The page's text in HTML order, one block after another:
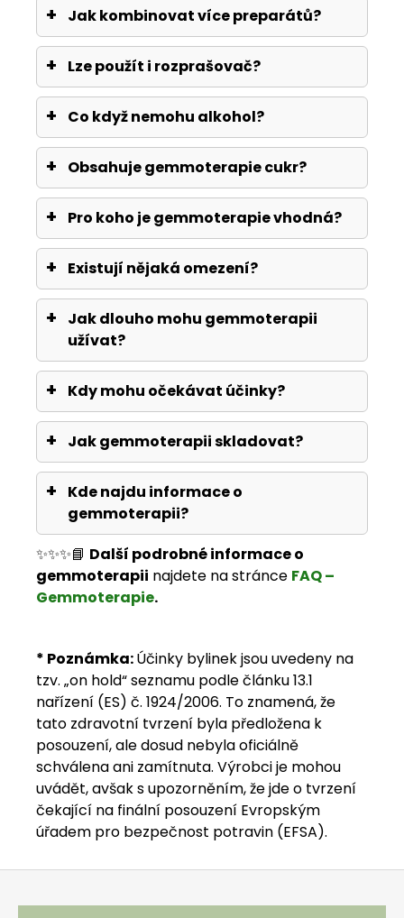
Jak kombinovat více preparátů?
Lze použít i rozprašovač?
Co když nemohu alkohol?
Obsahuje gemmoterapie cukr?
Pro koho je gemmoterapie vhodná?
Existují nějaká omezení?
Jak dlouho mohu gemmoterapii
užívat?
Kdy mohu očekávat účinky?
Jak gemmoterapii skladovat?
Kde najdu informace o
gemmoterapii?
✨✨✨📘 Další podrobné informace o
gemmoterapii najdete na stránce FAQ –
Gemmoterapie.
* Poznámka:Účinky bylinek jsou uvedeny na
tzv. „on hold“ seznamu podle článku 13.1
nařízení (ES) č. 1924/2006. To znamená, že
tato zdravotní tvrzení byla předložena k
posouzení, ale dosud nebyla oficiálně
schválena ani zamítnuta. Výrobci je mohou
uvádět, avšak s upozorněním, že jde o tvrzení
čekající na finální posouzení Evropským
úřadem pro bezpečnost potravin (EFSA).